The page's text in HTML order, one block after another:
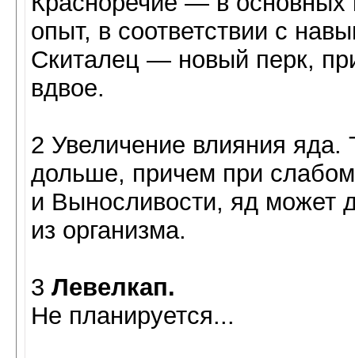
опыт, в соответствии с
Скиталец — новый перк,
вдвое.
2 Увеличение влияния яда.
дольше, причем при
и Выносливости, яд может
из организма.
3 Левелкап.
Не планируется...